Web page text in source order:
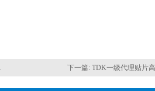
下一篇: TDK一级代理贴片高压